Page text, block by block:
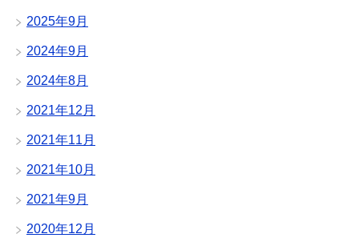
2025年9月
2024年9月
2024年8月
2021年12月
2021年11月
2021年10月
2021年9月
2020年12月